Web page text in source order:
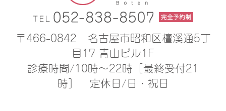
〒466-0842
名古屋市昭和区檀溪通5丁
目17 青山ビル1F
診療時間/10時〜22時［最終受付21
時］
定休日/日・祝日